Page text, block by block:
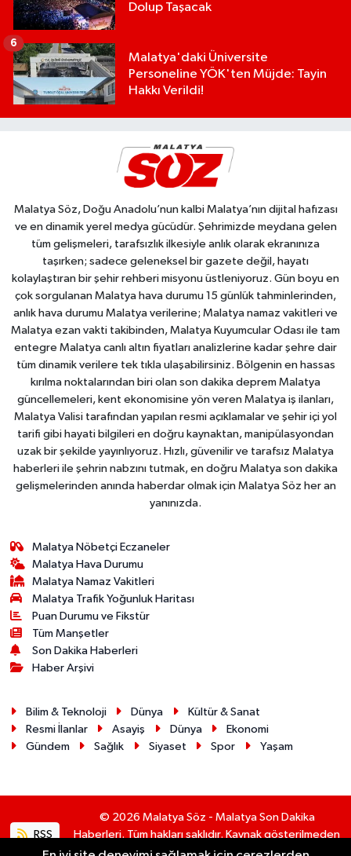
Dolup Taşacak
Malatya'daki Üniversite
Personeline YÖK'ten Müjde: Tayin
Hakkı Verildi!
6
Malatya Söz, Doğu Anadolu’nun kalbi Malatya’nın dijital hafızası
ve en dinamik yerel medya gücüdür. Şehrimizde meydana gelen
tüm gelişmeleri, tarafsızlık ilkesiyle anlık olarak ekranınıza
taşırken; sadece geleneksel bir gazete değil, hayatı
kolaylaştıran bir şehir rehberi misyonu üstleniyoruz. Gün boyu en
çok sorgulanan Malatya hava durumu 15 günlük tahminlerinden,
anlık hava durumu Malatya verilerine; Malatya namaz vakitleri ve
Malatya ezan vakti takibinden, Malatya Kuyumcular Odası ile tam
entegre Malatya canlı altın fiyatları analizlerine kadar şehre dair
tüm dinamik verilere tek tıkla ulaşabilirsiniz. Bölgenin en hassas
kırılma noktalarından biri olan son dakika deprem Malatya
güncellemeleri, kent ekonomisine yön veren Malatya iş ilanları,
Malatya Valisi tarafından yapılan resmi açıklamalar ve şehir içi yol
tarifi gibi hayati bilgileri en doğru kaynaktan, manipülasyondan
uzak bir şekilde yayınlıyoruz. Hızlı, güvenilir ve tarafsız Malatya
haberleri ile şehrin nabzını tutmak, en doğru Malatya son dakika
gelişmelerinden anında haberdar olmak için Malatya Söz her an
yanınızda.
Malatya Nöbetçi Eczaneler
Malatya Hava Durumu
Malatya Namaz Vakitleri
Malatya Trafik Yoğunluk Haritası
Puan Durumu ve Fikstür
Tüm Manşetler
Son Dakika Haberleri
Haber Arşivi
Bilim & Teknoloji Dünya
Kültür & Sanat
Resmi İlanlar
Asayiş Dünya
Ekonomi
Gündem
Sağlık Siyaset Spor Yaşam
RSS
© 2026 Malatya Söz - Malatya Son Dakika
Haberleri. Tüm hakları saklıdır. Kaynak gösterilmeden
alıntı yapılamaz.